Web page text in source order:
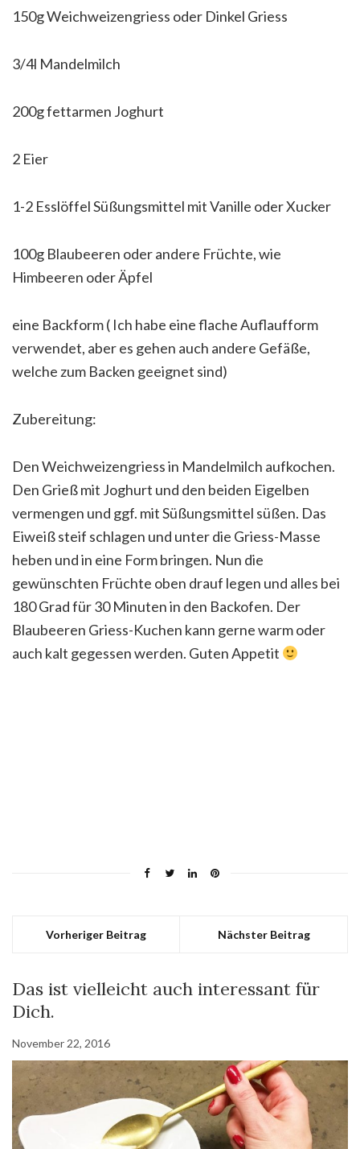
150g Weichweizengriess oder Dinkel Griess
3/4l Mandelmilch
200g fettarmen Joghurt
2 Eier
1-2 Esslöffel Süßungsmittel mit Vanille oder Xucker
100g Blaubeeren oder andere Früchte, wie
Himbeeren oder Äpfel
eine Backform ( Ich habe eine flache Auflaufform
verwendet, aber es gehen auch andere Gefäße,
welche zum Backen geeignet sind)
Zubereitung:
Den Weichweizengriess in Mandelmilch aufkochen.
Den Grieß mit Joghurt und den beiden Eigelben
vermengen und ggf. mit Süßungsmittel süßen. Das
Eiweiß steif schlagen und unter die Griess-Masse
heben und in eine Form bringen. Nun die
gewünschten Früchte oben drauf legen und alles bei
180 Grad für 30 Minuten in den Backofen. Der
Blaubeeren Griess-Kuchen kann gerne warm oder
auch kalt gegessen werden. Guten Appetit
Vorheriger Beitrag Nächster Beitrag
Das ist vielleicht auch interessant für
Dich.
November 22, 2016